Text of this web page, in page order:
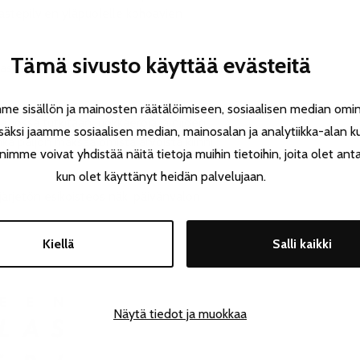
Tämä sivusto käyttää evästeitä
sisällön ja mainosten räätälöimiseen, sosiaalisen median
jaamme sosiaalisen median, mainosalan ja analytiikka-alan
voivat yhdistää näitä tietoja muihin tietoihin, joita olet
kun olet käyttänyt heidän palvelujaan.
Kiellä Salli kaikki
Näytä tiedot ja muokkaa
yläpuolelle kohoavien
häämöttävästä burniksesta ja
jossa tutkitaan luokkaeroja ja niiden
paljon maksaa omista arvoista kiinni